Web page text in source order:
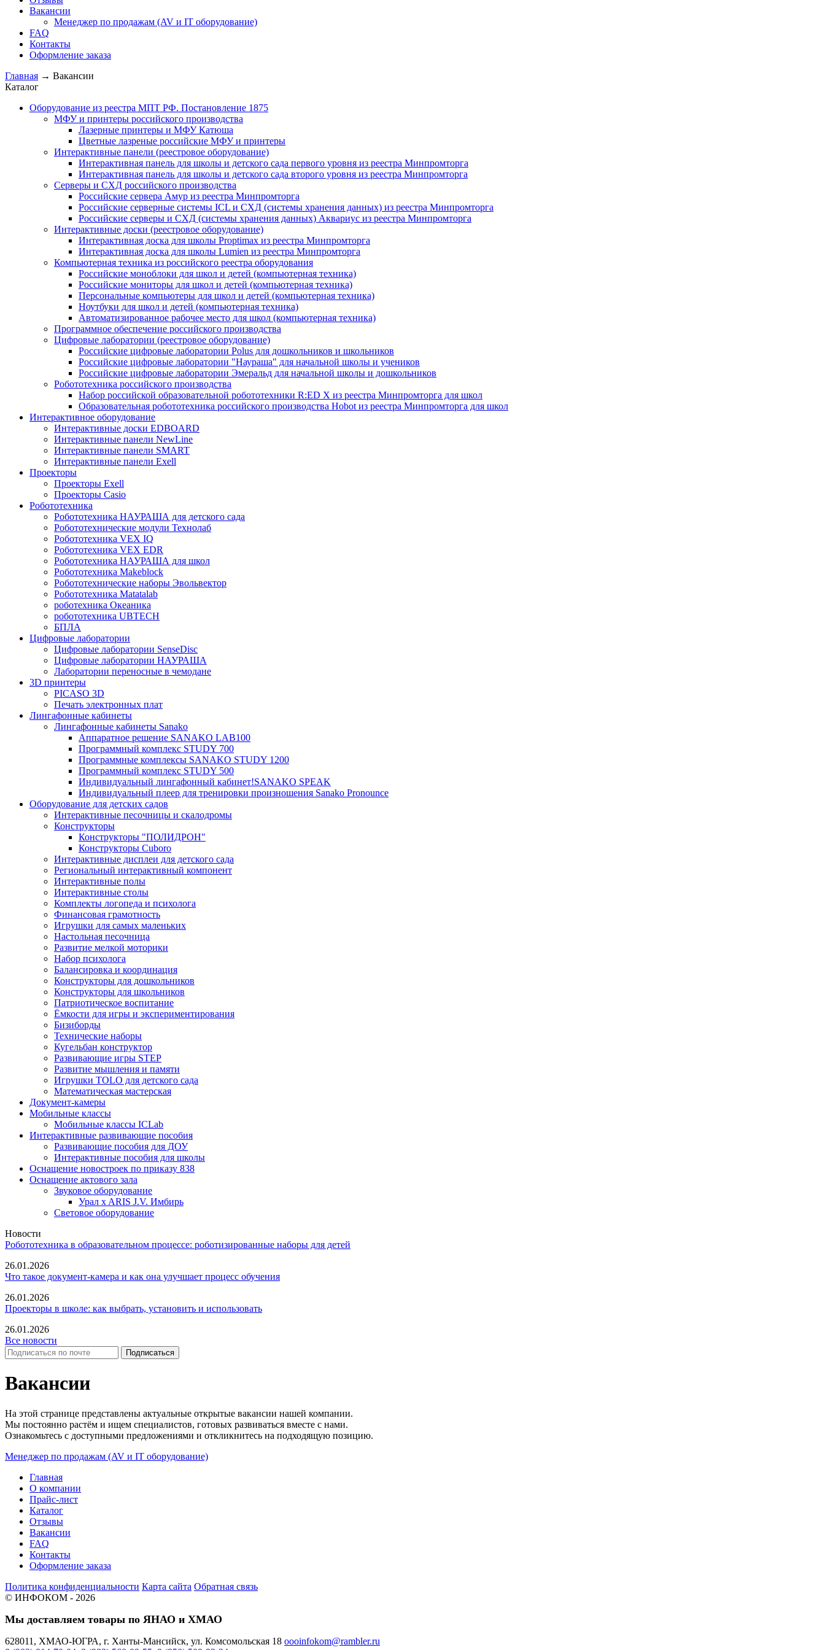
Вакансии
Менеджер по продажам (AV и IT оборудование)
FAQ
Контакты
Оформление заказа
Главная → Вакансии
Каталог
Оборудование из реестра МПТ РФ. Постановление 1875
МФУ и принтеры российского производства
Лазерные принтеры и МФУ Катюша
Цветные лазреные российские МФУ и принтеры
Интерактивные панели (реестровое оборудование)
Интерактивная панель для школы и детского сада первого уровня из реестра Минпромторга
Интерактивная панель для школы и детского сада второго уровня из реестра Минпромторга
Серверы и СХД российского производства
Российские сервера Амур из реестра Минпромторга
Российские серверные системы ICL и СХД (системы хранения данных) из реестра Минпромторга
Российские серверы и СХД (системы хранения данных) Аквариус из реестра Минпромторга
Интерактивные доски (реестровое оборудование)
Интерактивная доска для школы Proptimax из реестра Минпромторга
Интерактивная доска для школы Lumien из реестра Минпромторга
Компьютерная техника из российского реестра оборудования
Российские моноблоки для школ и детей (компьютерная техника)
Российские мониторы для школ и детей (компьютерная техника)
Персональные компьютеры для школ и детей (компьютерная техника)
Ноутбуки для школ и детей (компьютерная техника)
Автоматизированное рабочее место для школ (компьютерная техника)
Программное обеспечение российского производства
Цифровые лаборатории (реестровое оборудование)
Российские цифровые лаборатории Polus для дошкольников и школьников
Российские цифровые лаборатории "Наураша" для начальной школы и учеников
Российские цифровые лаборатории Эмеральд для начальной школы и дошкольников
Робототехника российского производства
Набор российской образовательной робототехники R:ED X из реестра Минпромторга для школ
Образовательная робототехника российского производства Hobot из реестра Минпромторга для школ
Интерактивное оборудование
Интерактивные доски EDBOARD
Интерактивные панели NewLine
Интерактивные панели SMART
Интерактивные панели Exell
Проекторы
Проекторы Exell
Проекторы Casio
Робототехника
Робототехника НАУРАША для детского сада
Робототехнические модули Технолаб
Робототехника VEX IQ
Робототехника VEX EDR
Робототехника НАУРАША для школ
Робототехника Makeblock
Робототехнические наборы Эвольвектор
Робототехника Matatalab
роботехника Океаника
робототехника UBTECH
БПЛА
Цифровые лаборатории
Цифровые лаборатории SenseDisc
Цифровые лаборатории НАУРАША
Лаборатории переносные в чемодане
3D принтеры
PICASO 3D
Печать электронных плат
Лингафонные кабинеты
Лингафонные кабинеты Sanako
Аппаратное решение SANAKO LAB100
Программный комплекс STUDY 700
Программные комплексы SANAKO STUDY 1200
Программный комплекс STUDY 500
Индивидуальный лингафонный кабинет!SANAKO SPEAK
Индивидуальный плеер для тренировки произношения Sanako Pronounce
Оборудование для детских садов
Интерактивные песочницы и скалодромы
Конструкторы
Конструкторы "ПОЛИДРОН"
Конструкторы Cuboro
Интерактивные дисплеи для детского сада
Региональный интерактивный компонент
Интерактивные полы
Интерактивные столы
Комплекты логопеда и психолога
Финансовая грамотность
Игрушки для самых маленьких
Настольная песочница
Развитие мелкой моторики
Набор психолога
Балансировка и координация
Конструкторы для дошкольников
Конструкторы для школьников
Патриотическое воспитание
Ёмкости для игры и экспериментирования
Бизиборды
Технические наборы
Кугельбан конструктор
Развивающие игры STEP
Развитие мышления и памяти
Игрушки TOLO для детского сада
Математическая мастерская
Документ-камеры
Мобильные классы
Мобильные классы ICLab
Интерактивные развивающие пособия
Развивающие пособия для ДОУ
Интерактивные пособия для школы
Оснащение новостроек по приказу 838
Оснащение актового зала
Звуковое оборудование
Урал x ARIS J.V. Имбирь
Световое оборудование
Новости
Робототехника в образовательном процессе: роботизированные наборы для детей
26.01.2026
Что такое документ-камера и как она улучшает процесс обучения
26.01.2026
Проекторы в школе: как выбрать, установить и использовать
26.01.2026
Все новости
Вакансии
На этой странице представлены актуальные открытые вакансии нашей компании.
Мы постоянно растём и ищем специалистов, готовых развиваться вместе с нами.
Ознакомьтесь с доступными предложениями и откликнитесь на подходящую позицию.
Менеджер по продажам (AV и IT оборудование)
Главная
О компании
Прайс-лист
Каталог
Отзывы
Вакансии
FAQ
Контакты
Оформление заказа
Политика конфиденциальности Карта сайта Обратная связь
© ИНФОКОМ - 2026
Мы доставляем товары по ЯНАО и ХМАО
628011, ХМАО-ЮГРА, г. Ханты-Мансийск, ул. Комсомольская 18 oooinfokom@rambler.ru